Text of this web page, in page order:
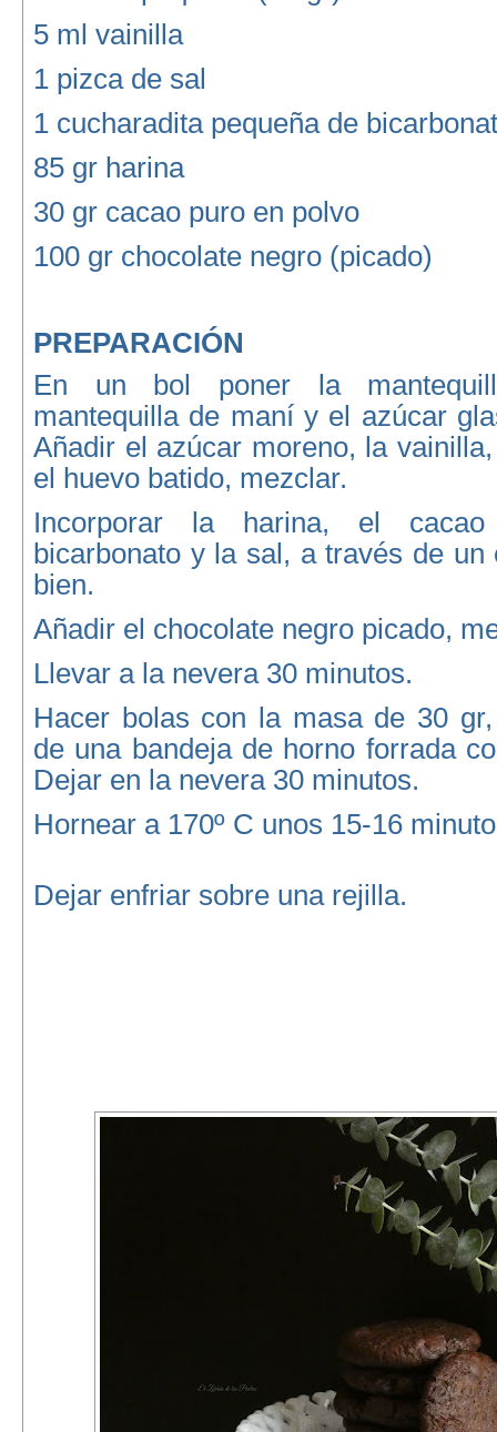
5 ml vainilla
1 pizca de sal
1 cucharadita pequeña de
85 gr harina
30 gr cacao puro en polvo
100 gr chocolate negro (picado)
PREPARACIÓN
En un bol poner la
mantequilla de maní y el azúcar
Añadir el azúcar moreno, la
el huevo batido, mezclar.
Incorporar la harina, el
bicarbonato y la sal, a través de un
bien.
Añadir el chocolate negro picado,
Llevar a la nevera 30 minutos.
Hacer bolas con la masa de 30
de una bandeja de horno forrada
Dejar en la nevera 30 minutos.
Hornear a 170º C unos 15-16
Dejar enfriar sobre una rejilla.